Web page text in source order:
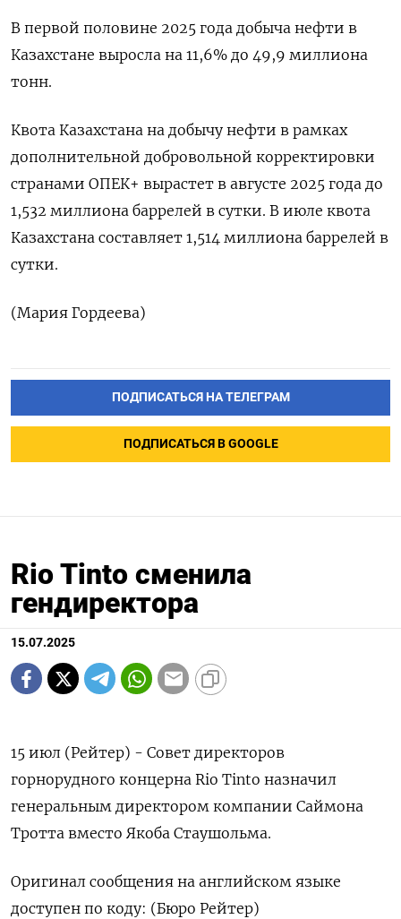
В первой половине 2025 года добыча нефти в
Казахстане выросла на 11,6% до 49,9 миллиона
тонн.
Квота Казахстана на добычу нефти в рамках
дополнительной добровольной корректировки
странами ОПЕК+ вырастет в августе 2025 года до
1,532 миллиона баррелей в сутки. В июле квота
Казахстана составляет 1,514 миллиона баррелей в
сутки.
(Мария Гордеева)
ПОДПИСАТЬСЯ НА ТЕЛЕГРАМ
ПОДПИСАТЬСЯ В GOOGLE
Rio Tinto сменила
гендиректора
15.07.2025
15 июл (Рейтер) - Совет директоров
горнорудного концерна Rio Tinto назначил
генеральным директором компании Саймона
Тротта вместо Якоба Стаушольма.
Оригинал сообщения на английском языке
доступен по коду: (Бюро Рейтер)